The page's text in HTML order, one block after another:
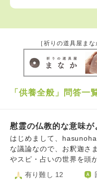
［祈りの道具屋ま
「供養全般」問答一
慰霊の仏教的な意味が
はじめまして、
な議論なので、お釈迦さ
やスピ・占いの世界を頭
聞きたいと思います。 先日、とある事件の犯人について調
べていたら、事件の共犯
有り難し 12